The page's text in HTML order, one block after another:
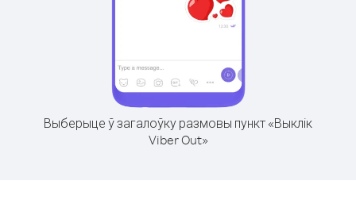
Выберыце ў загалоўку размовы пункт «Выклік
Viber Out»